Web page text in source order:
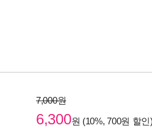
7,000원
6,300원 (10%, 700원 할인)